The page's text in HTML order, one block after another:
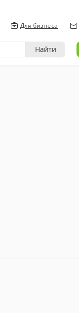
Для бизнеса
Найти